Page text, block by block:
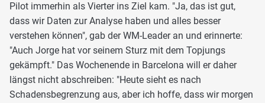
Pilot immerhin als Vierter ins Ziel kam. "Ja, das ist gut,
dass wir Daten zur Analyse haben und alles besser
verstehen können", gab der WM-Leader an und erinnerte:
"Auch Jorge hat vor seinem Sturz mit dem Topjungs
gekämpft." Das Wochenende in Barcelona will er daher
längst nicht abschreiben: "Heute sieht es nach
Schadensbegrenzung aus, aber ich hoffe, dass wir morgen